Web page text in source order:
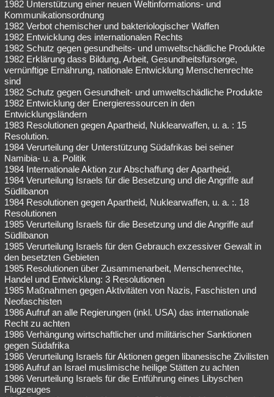
1982 Unterstützung einer neuen Weltinformations- und
Kommunikationsordnung
1982 Verbot chemischer und bakteriologischer Waffen
1982 Entwicklung des internationalen Rechts
1982 Schutz gegen gesundheits- und umweltschädliche Produkte
1982 Erklärung dass Bildung, Arbeit, Gesundheitsfürsorge,
vernünftige Ernährung, nationale Entwicklung Menschenrechte
sind
1982 Schutz gegen Gesundheit- und umweltschädliche Produkte
1982 Entwicklung der Energieressourcen in den
Entwicklungsländern
1983 Resolutionen gegen Apartheid, Nuklearwaffen, u. a. : 15
Resolution.
1984 Verurteilung der Unterstützung Südafrikas bei seiner
Namibia- u. a. Politik
1984 Internationale Aktion zur Abschaffung der Apartheid.
1984 Verurteilung Israels für die Besetzung und die Angriffe auf
Südlibanon
1984 Resolutionen gegen Apartheid, Nuklearwaffen, u. a. :. 18
Resolutionen
1985 Verurteilung Israels für die Besetzung und die Angriffe auf
Südlibanon
1985 Verurteilung Israels für den Gebrauch exzessiver Gewalt in
den besetzten Gebieten
1985 Resolutionen über Zusammenarbeit, Menschenrechte,
Handel und Entwicklung: 3 Resolutionen
1985 Maßnahmen gegen Aktivitäten von Nazis, Faschisten und
Neofaschisten
1986 Aufruf an alle Regierungen (inkl. USA) das internationale
Recht zu achten
1986 Verhängung wirtschaftlicher und militärischer Sanktionen
gegen Südafrika
1986 Verurteilung Israels für Aktionen gegen libanesische Zivilisten
1986 Aufruf an Israel muslimische heilige Stätten zu achten
1986 Verurteilung Israels für die Entführung eines Libyschen
Flugzeuges